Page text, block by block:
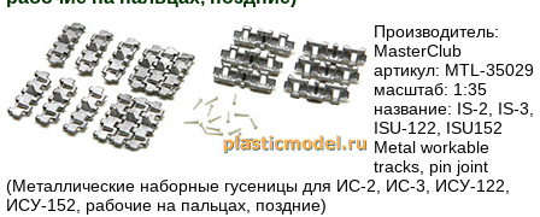
Производитель:
MasterClub
артикул: MTL-35029
масштаб: 1:35
название: IS-2, IS-3,
ISU-122, ISU152
Metal workable
tracks, pin joint
(Металлические наборные гусеницы для ИС-2, ИС-3, ИСУ-122,
ИСУ-152, рабочие на пальцах, поздние)